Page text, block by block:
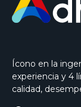
Ícono en la
experiencia y 4
calidad,